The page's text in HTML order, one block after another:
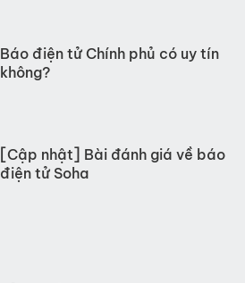
Báo điện tử Chính phủ có uy tín
không?
[Cập nhật] Bài đánh giá về báo
điện tử Soha